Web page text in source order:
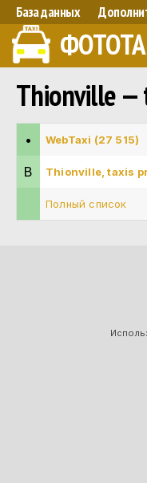
База данных
Thionville —
• WebTaxi (27 515)
В Thionville, taxis
Полный список